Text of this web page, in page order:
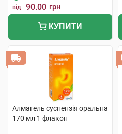
від 90.00 грн
КУПИТИ
Алмагель суспензія оральна
170 мл 1 флакон